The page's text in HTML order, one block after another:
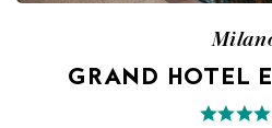
GRAND HOTEL